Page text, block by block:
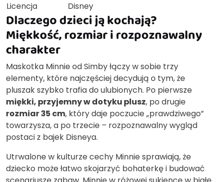
Licencja
Disney
Dlaczego dzieci ją kochają?
Miękkość, rozmiar i rozpoznawalny
charakter
Maskotka Minnie od Simby łączy w sobie trzy
elementy, które najczęściej decydują o tym, że
pluszak szybko trafia do ulubionych. Po pierwsze
miękki, przyjemny w dotyku plusz, po drugie
rozmiar 35 cm, który daje poczucie „prawdziwego”
towarzysza, a po trzecie – rozpoznawalny wygląd
postaci z bajek Disneya.
Utrwalone w kulturze cechy Minnie sprawiają, że
dziecko może łatwo skojarzyć bohaterkę i budować